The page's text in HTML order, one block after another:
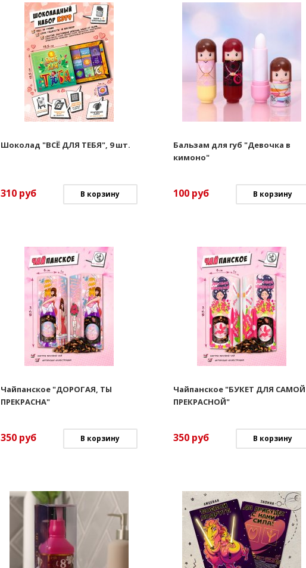
Шоколад "ВСЁ ДЛЯ ТЕБЯ", 9 шт.
310 руб В корзину
Бальзам для губ "Девочка в
кимоно"
100 руб В корзину
Чайпанское "ДОРОГАЯ, ТЫ
ПРЕКРАСНА"
350 руб В корзину
Чайпанское "БУКЕТ ДЛЯ САМОЙ
ПРЕКРАСНОЙ"
350 руб В корзину